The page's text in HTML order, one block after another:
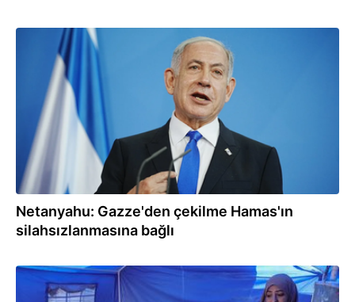
05.08.2026
Netanyahu: Gazze'den çekilme Hamas'ın
silahsızlanmasına bağlı
05.08.2026